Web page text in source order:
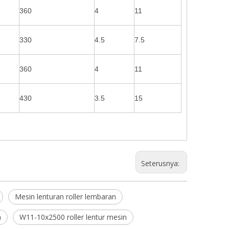
360 4 11
330 4.5 7.5
360 4 11
430 3.5 15
Seterusnya:
Mesin lenturan roller lembaran
W11-10x2500 roller lentur mesin